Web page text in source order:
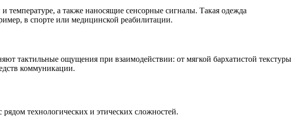
температуре, а также наносящие сенсорные сигналы. Такая одежда
в спорте или медицинской реабилитации.
тактильные ощущения при взаимодействии: от мягкой бархатистой текстуры
коммуникации.
технологических и этических сложностей.